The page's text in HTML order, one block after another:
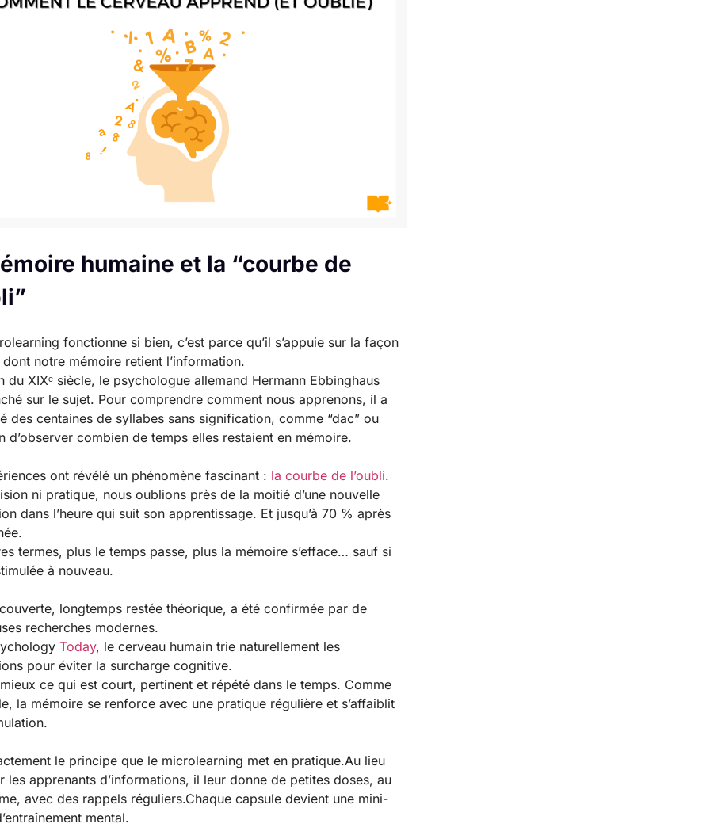
humaine et la “courbe de
fonctionne si bien, c’est parce qu’il s’appuie sur la façon
notre mémoire retient l’information.
du XIXᵉ siècle, le psychologue allemand Hermann Ebbinghaus
sur le sujet. Pour comprendre comment nous apprenons, il a
des centaines de syllabes sans signification, comme “dac” ou
d’observer combien de temps elles restaient en mémoire.
ont révélé un phénomène fascinant : la courbe de l’oubli.
ni pratique, nous oublions près de la moitié d’une nouvelle
dans l’heure qui suit son apprentissage. Et jusqu’à 70 % après
termes, plus le temps passe, plus la mémoire s’efface… sauf si
à nouveau.
longtemps restée théorique, a été confirmée par de
recherches modernes.
Today, le cerveau humain trie naturellement les
pour éviter la surcharge cognitive.
ce qui est court, pertinent et répété dans le temps. Comme
la mémoire se renforce avec une pratique régulière et s’affaiblit
le principe que le microlearning met en pratique.Au lieu
les apprenants d’informations, il leur donne de petites doses, au
avec des rappels réguliers.Chaque capsule devient une mini-
mental.